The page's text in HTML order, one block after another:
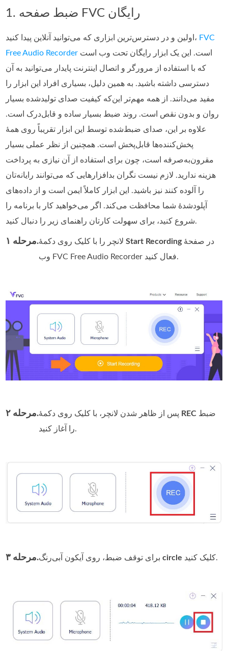
1. ضبط صفحه FVC رایگان
اولین و در دسترس‌ترین ابزاری که می‌توانید آنلاین پیدا کنید، FVC
Free Audio Recorder
که با استفاده از مرورگر و اتصال اینترنت پایدار می‌توانید به آن
دسترسی داشته باشید. به همین دلیل، بسیاری افراد این ابزار را
مفید می‌دانند. از همه مهم‌تر این‌که کیفیت صدای تولیدشده بسیار
روان و بدون نقص است. روند ضبط بسیار ساده و قابل‌درک است.
علاوه بر این، صدای ضبط‌شده توسط این ابزار تقریباً روی همهٔ
پخش‌کننده‌ها قابل‌پخش است. همچنین از نظر عملی بسیار
مقرون‌به‌صرفه است، چون برای استفاده از آن نیازی به پرداخت
هزینه ندارید. لازم نیست نگران بدافزارهایی که می‌توانند رایانه‌تان
را آلوده کنند نیز باشید. این ابزار کاملاً ایمن است و از داده‌های
آپلودشدهٔ شما محافظت می‌کند. اگر می‌خواهید کار با برنامه را
شروع کنید، برای سهولت کارتان راهنمای زیر را دنبال کنید.
مرحله ۱. لانچر را با کلیک روی دکمهٔStart Recordingدر صفحهٔ
وب FVC Free Audio Recorder فعال کنید.
مرحله ۲. REC
را آغاز کنید.
مرحله ۳. برای توقف ضبط، روی آیکون آبی‌رنگcircle کلیک کنید.